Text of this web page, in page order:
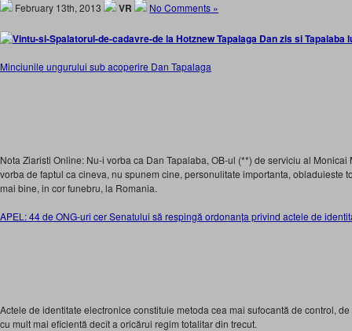
February 13th, 2013 VR No Comments »
Minciunile ungurului sub acoperire Dan Tapalaga
Nota Ziaristi Online: Nu-i vorba ca Dan Tapalaba, OB-ul (**) de serviciu al
vorba de faptul ca cineva, nu spunem cine, personulitate importanta, obladuieste
mai bine, in cor funebru, la Romania.
APEL: 44 de ONG-uri cer Senatului să respingă ordonanța privind actele de
Actele de identitate electronice constituie metoda cea mai sufocantă de control,
cu mult mai eficientă decît a oricărui regim totalitar din trecut.